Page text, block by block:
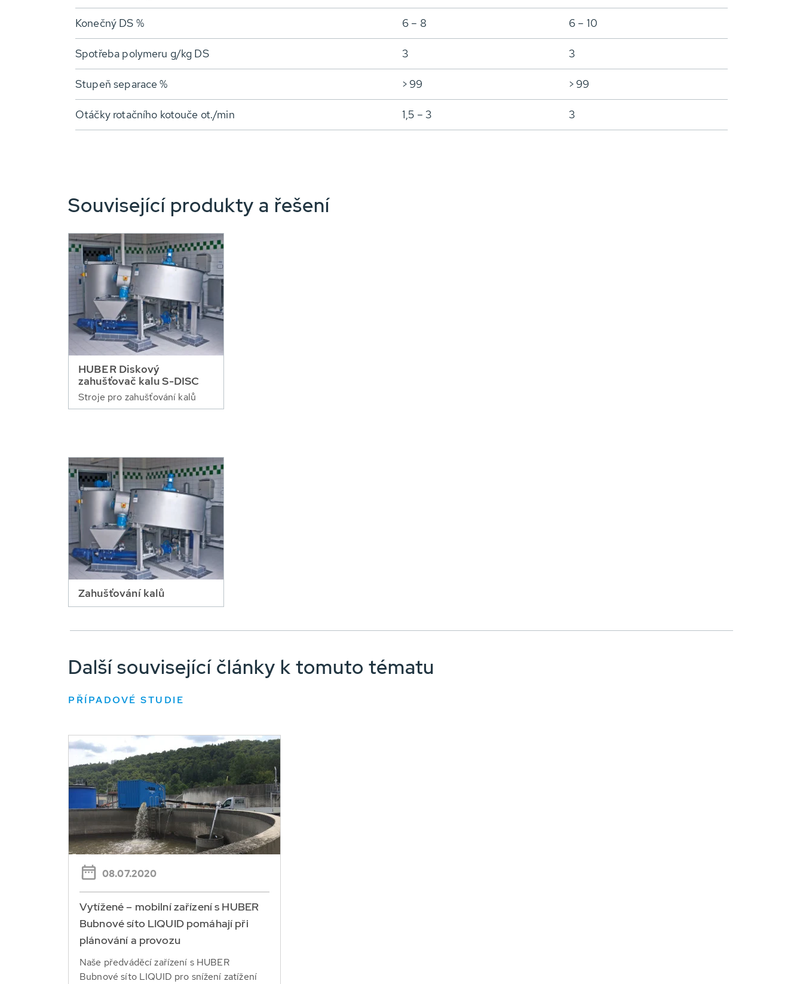
Konečný DS % 6 – 8 6 – 10
Spotřeba polymeru g/kg DS 3 3
Stupeň separace % > 99 > 99
Otáčky rotačního kotouče ot./min 1,5 – 3 3
Související produkty a řešení
HUBER Diskový
zahušťovač kalu S-DISC
Stroje pro zahušťování kalů
Zahušťování kalů
Další související články k tomuto tématu
PŘÍPADOVÉ STUDIE
08.07.2020
Vytížené – mobilní zařízení s HUBER
Bubnové síto LIQUID pomáhají při
plánování a provozu
Naše předváděcí zařízení s HUBER
Bubnové síto LIQUID pro snížení zatížení